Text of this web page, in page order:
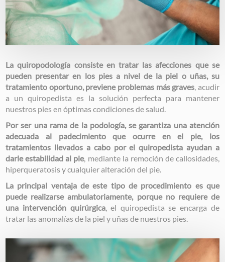
La quiropodología consiste en tratar las afecciones que se
pueden presentar en los pies a nivel de la piel o uñas, su
tratamiento oportuno, previene problemas más graves, acudir
a un quiropedista es la solución perfecta para mantener
nuestros pies en óptimas condiciones de salud.
Por ser una rama de la podología, se garantiza una atención
adecuada al padecimiento que ocurre en el pie, los
tratamientos llevados a cabo por el quiropedista ayudan a
darle estabilidad al pie, mediante la remoción de callosidades,
hiperqueratosis y cualquier alteración del pie.
La principal ventaja de este tipo de procedimiento es que
puede realizarse ambulatoriamente, porque no requiere de
una intervención quirúrgica, el quiropedista se encarga de
tratar las anomalías de la piel y uñas de nuestros pies.
Image